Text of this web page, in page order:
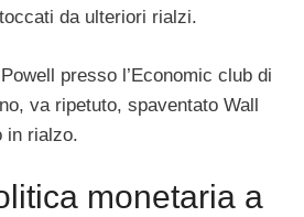
da ulteriori rialzi.
presso l’Economic club di
va ripetuto, spaventato Wall
in rialzo.
monetaria a